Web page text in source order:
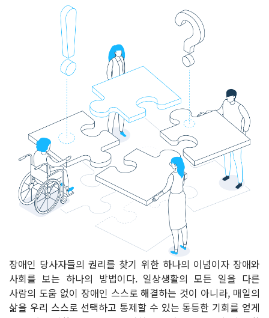
장애인 당사자들의 권리를 찾기 위한 하나의 이념이자 장애와
사회를 보는 하나의 방법이다. 일상생활의 모든 일을 다른
사람의 도움 없이 장애인 스스로 해결하는 것이 아니라, 매일의
삶을 우리 스스로 선택하고 통제할 수 있는 동등한 기회를 얻게